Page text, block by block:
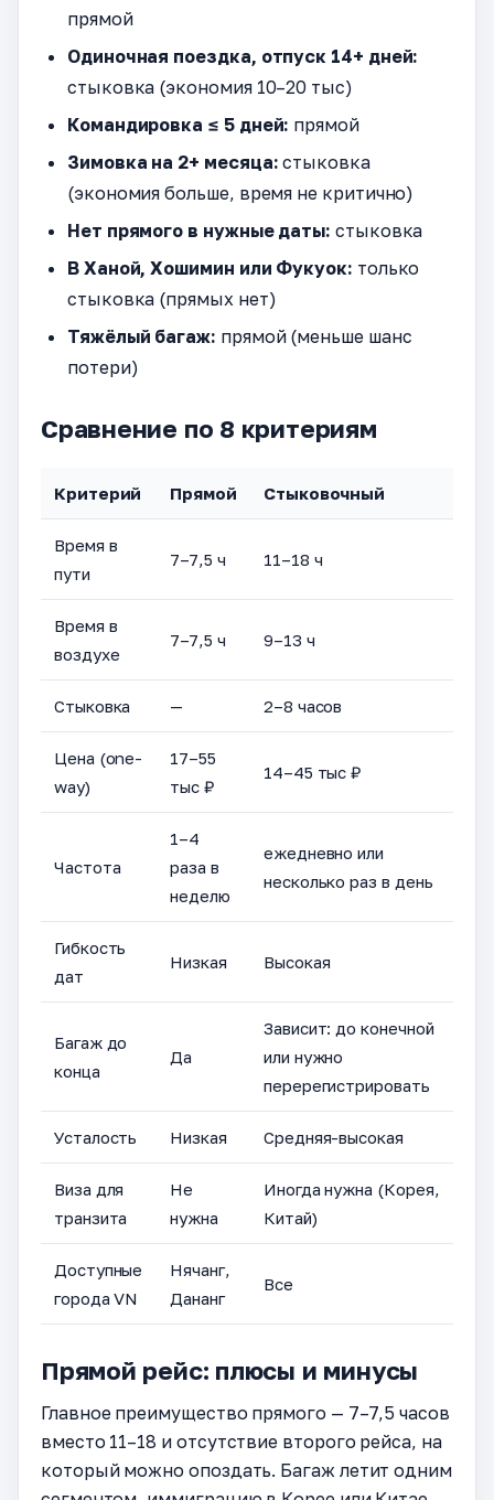
прямой
Одиночная поездка, отпуск 14+ дней:
стыковка (экономия 10–20 тыс)
Командировка ≤ 5 дней: прямой
Зимовка на 2+ месяца: стыковка
(экономия больше, время не критично)
Нет прямого в нужные даты: стыковка
В Ханой, Хошимин или Фукуок: только
стыковка (прямых нет)
Тяжёлый багаж: прямой (меньше шанс
потери)
Сравнение по 8 критериям
Критерий Прямой Стыковочный
Время в
пути
7–7,5 ч 11–18 ч
Время в
воздухе
7–7,5 ч 9–13 ч
Стыковка — 2–8 часов
Цена (one-
way)
17–55
тыс ₽
14–45 тыс ₽
Частота
1–4
раза в
неделю
ежедневно или
несколько раз в день
Гибкость
дат
Низкая Высокая
Багаж до
конца
Да
Зависит: до конечной
или нужно
перерегистрировать
Усталость Низкая Средняя-высокая
Виза для
транзита
Не
нужна
Иногда нужна (Корея,
Китай)
Доступные
города VN
Нячанг,
Дананг
Все
Прямой рейс: плюсы и минусы
Главное преимущество прямого — 7–7,5 часов
вместо 11–18 и отсутствие второго рейса, на
который можно опоздать. Багаж летит одним